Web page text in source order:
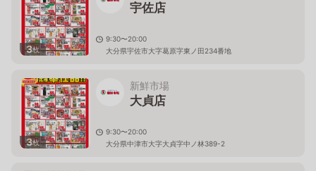
3枚
宇佐店
9:30〜20:00
大分県宇佐市大字葛原字東ノ田234番地
3枚
新鮮市場
大貞店
9:30〜20:00
大分県中津市大字大貞字中ノ林389-2